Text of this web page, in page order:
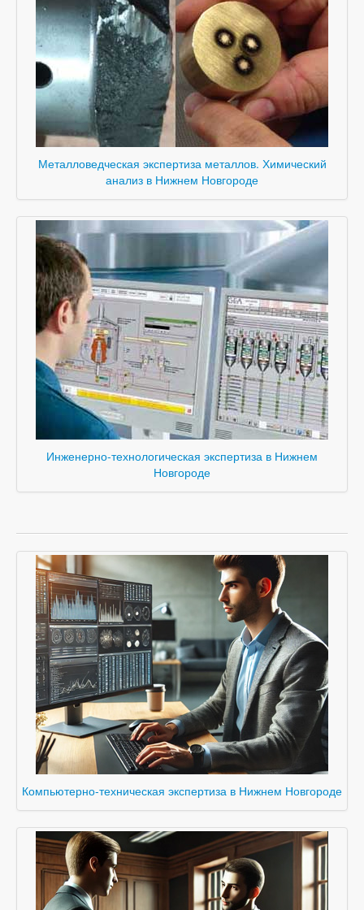
Металловедческая экспертиза металлов. Химический
анализ в Нижнем Новгороде
Инженерно-технологическая экспертиза в Нижнем
Новгороде
Компьютерно-техническая экспертиза в Нижнем Новгороде